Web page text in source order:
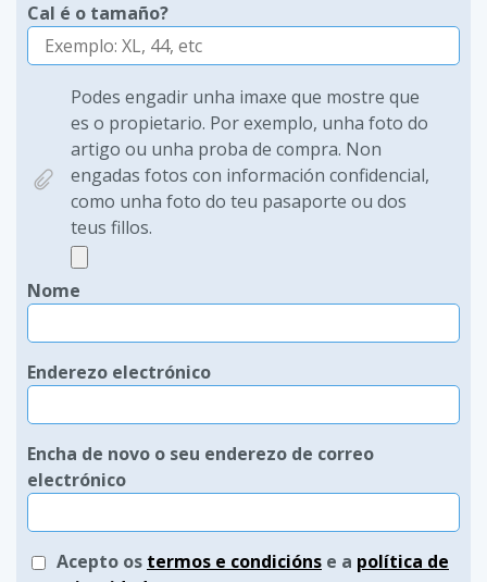
Cal é o tamaño?
Podes engadir unha imaxe que mostre que
es o propietario. Por exemplo, unha foto do
artigo ou unha proba de compra. Non
engadas fotos con información confidencial,
como unha foto do teu pasaporte ou dos
teus fillos.
Nome
Enderezo electrónico
Encha de novo o seu enderezo de correo
electrónico
Acepto os termos e condicións e a política de